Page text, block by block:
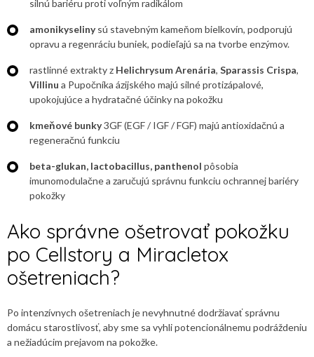
silnú bariéru proti voľným radikálom
amonikyselinysú stavebným kameňom bielkovín, podporujú
opravu a regenráciu buniek, podieľajú sa na tvorbe enzýmov.
rastlinné extrakty z Helichrysum Arenária, Sparassis Crispa,
Villinu a Pupočníka ázijského majú silné protizápalové,
upokojujúce a hydratačné účinky na pokožku
kmeňové bunky3GF (EGF / IGF / FGF) majú antioxidačnú a
regeneračnú funkciu
beta-glukan, lactobacillus, panthenol pôsobia
imunomodulačne a zaručujú správnu funkciu ochrannej bariéry
pokožky
Ako správne ošetrovať pokožku
po Cellstory a Miracletox
ošetreniach?
Po intenzívnych ošetreniach je nevyhnutné dodržiavať správnu
domácu starostlivosť, aby sme sa vyhli potencionálnemu podráždeniu
a nežiadúcim prejavom na pokožke.